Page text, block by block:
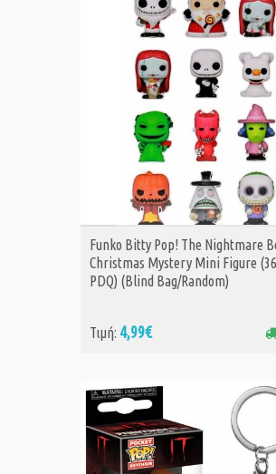
ΑΓΟΡΑ
Funko Bitty Pop! The Nightmare
Christmas Mystery Mini Figure
PDQ) (Blind Bag/Random)
Τιμή: 4,99€